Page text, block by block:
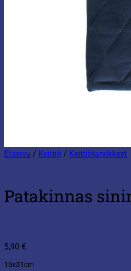
Etusivu / Keittiö / Keittiötarvikkeet
Patakinnas
5,90 €
18x31cm